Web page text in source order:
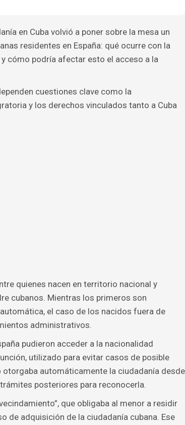
en Cuba volvió a poner sobre la mesa un
residentes en España: qué ocurre con la
cómo podría afectar esto el acceso a la
cuestiones clave como la
y los derechos vinculados tanto a Cuba
quienes nacen en territorio nacional y
cubanos. Mientras los primeros son
el caso de los nacidos fuera de
administrativos.
pudieron acceder a la nacionalidad
utilizado para evitar casos de posible
otorgaba automáticamente la ciudadanía desde
posteriores para reconocerla.
que obligaba al menor a residir
de adquisición de la ciudadanía cubana. Ese